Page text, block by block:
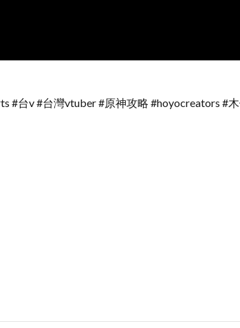
#台v #台灣vtuber #原神攻略 #hoyocreators #